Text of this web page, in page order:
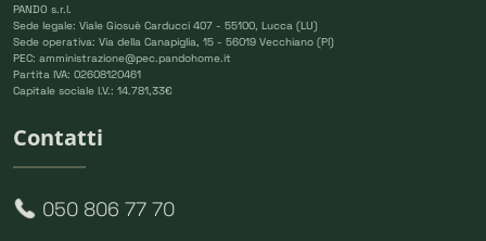
PANDO s.r.l.
Sede legale: Viale Giosuè Carducci 407 - 55100, Lucca (LU)
Sede operativa: Via della Canapiglia, 15 - 56019 Vecchiano (PI)
PEC: amministrazione@pec.pandohome.it
Partita IVA: 02608120461
Capitale sociale I.V.: 14.781,33€
Contatti
050 806 77 70